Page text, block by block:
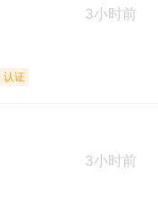
3小时前
认证
3小时前